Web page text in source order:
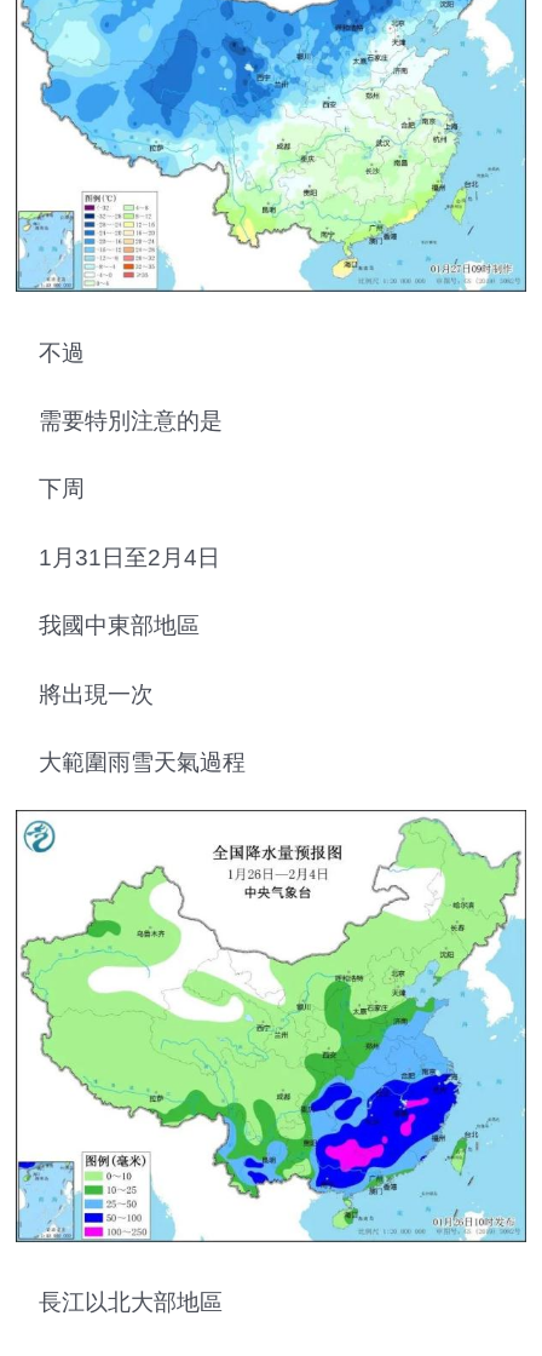
不過
需要特別注意的是
下周
1月31日至2月4日
我國中東部地區
將出現一次
大範圍雨雪天氣過程
長江以北大部地區